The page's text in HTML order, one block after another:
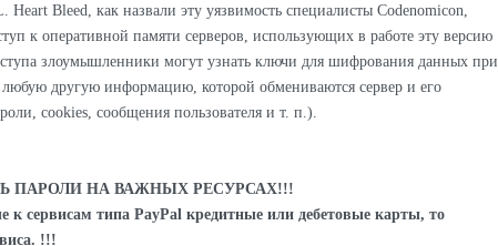
Bleed, как назвали эту уязвимость специалисты Codenomicon,
к оперативной памяти серверов, использующих в работе эту версию
злоумышленники могут узнать ключи для шифрования данных при
другую информацию, которой обмениваются сервер и его
cookies, сообщения пользователя и т. п.).
ПАРОЛИ НА ВАЖНЫХ РЕСУРСАХ!!!
к сервисам типа PayPal кредитные или дебетовые карты, то
!!!